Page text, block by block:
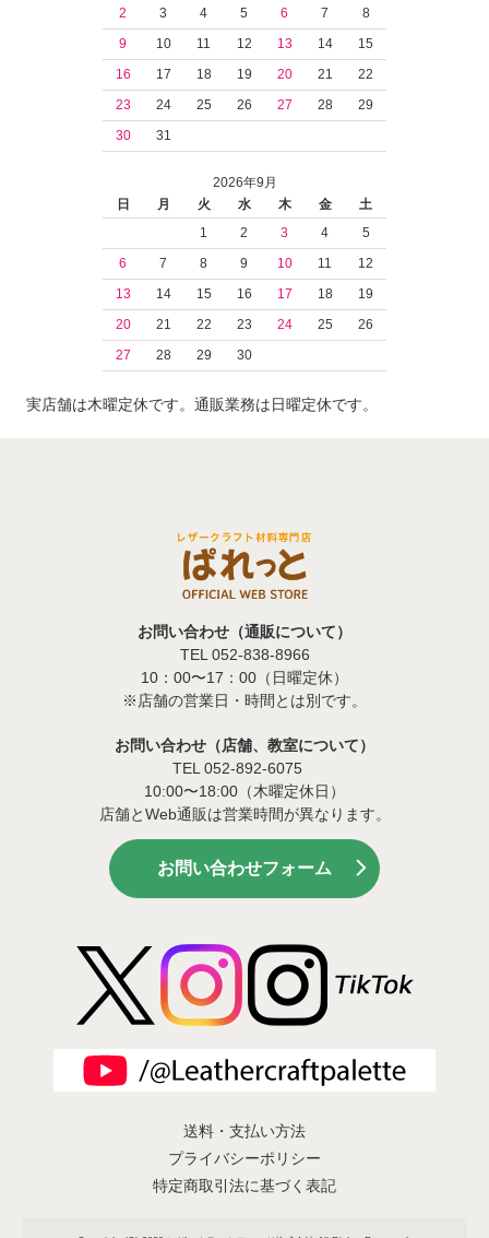
2
3 4 5 6 7
8
9
10 11 12 13 14
15
16
17 18 19 20 21
22
23
24 25 26 27 28
29
30
31
2026年9月
日
月 火 水 木 金
土
1
2 3 4
5
6
7 8 9 10 11
12
13
14 15 16 17 18
19
20
21 22 23 24 25
26
27
28 29 30
実店舗は木曜定休です。通販業務は日曜定休です。
お問い合わせ（通販について）
TEL 052-838-8966
10：00〜17：00（日曜定休）
※店舗の営業日・時間とは別です。
お問い合わせ（店舗、教室について）
TEL 052-892-6075
10:00〜18:00（木曜定休日）
店舗とWeb通販は営業時間が異なります。
お問い合わせフォーム
送料・支払い方法
プライバシーポリシー
特定商取引法に基づく表記